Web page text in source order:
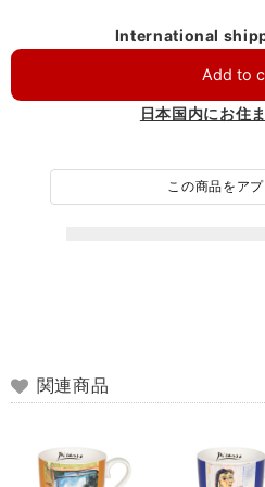
International
Add to
日本国内にお住
この商品をア
関連商品